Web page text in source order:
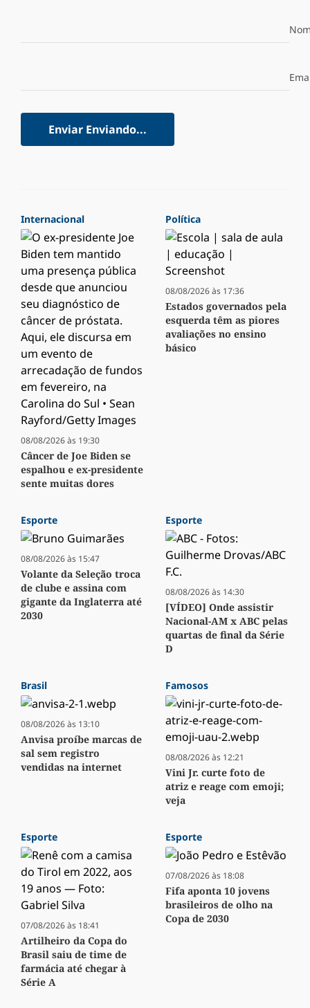
Enviar Enviando...
Internacional
08/08/2026 às 19:30
Câncer de Joe Biden se
espalhou e ex-presidente
sente muitas dores
Política
08/08/2026 às 17:36
Estados governados pela
esquerda têm as piores
avaliações no ensino
básico
Esporte
08/08/2026 às 15:47
Volante da Seleção troca
de clube e assina com
gigante da Inglaterra até
2030
Esporte
08/08/2026 às 14:30
[VÍDEO] Onde assistir
Nacional-AM x ABC pelas
quartas de final da Série
D
Brasil
08/08/2026 às 13:10
Anvisa proíbe marcas de
sal sem registro
vendidas na internet
Famosos
08/08/2026 às 12:21
Vini Jr. curte foto de
atriz e reage com emoji;
veja
Esporte
07/08/2026 às 18:41
Artilheiro da Copa do
Brasil saiu de time de
farmácia até chegar à
Série A
Esporte
07/08/2026 às 18:08
Fifa aponta 10 jovens
brasileiros de olho na
Copa de 2030